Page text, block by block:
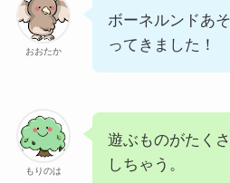
おおたか
ボーネルンドあ
ってきました！
もりのは
遊ぶものがたく
しちゃう。